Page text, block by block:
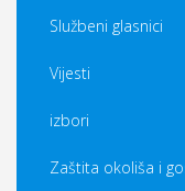
Službeni glasnici
Vijesti
izbori
Zaštita okoliša i